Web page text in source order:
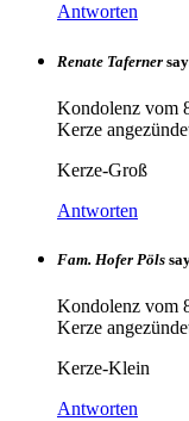
Antworten
Renate Taferner
Kondolenz vom
Kerze
Kerze-Groß
Antworten
Fam. Hofer Pöls
Kondolenz vom
Kerze
Kerze-Klein
Antworten